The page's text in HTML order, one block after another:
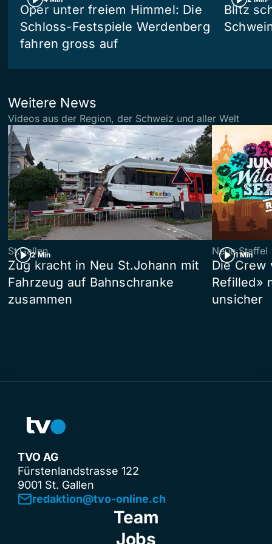
Oper unter freiem Himmel: Die
Schloss-Festspiele Werdenberg
fahren gross auf
Blitz
Weitere News
Videos aus der Region, der Schweiz und aller Welt
2 Min
St.Gallen
Zug kracht in Neu St.Johann mit
Fahrzeug auf Bahnschranke
zusammen
1 Min
Neue Staffel
Die Crew
Refilled»
unsicher
TVO AG
Fürstenlandstrasse 122
9001 St. Gallen
redaktion@tvo-online.ch
Team
Jobs